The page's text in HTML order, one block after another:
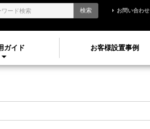
ガイド お客様設置事例
検索 お問い合わせ